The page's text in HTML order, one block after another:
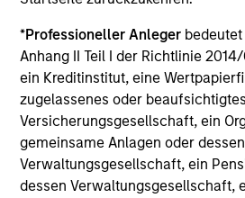
*Professioneller Anleger
Anhang II Teil I der Richtlinie 2014/
ein Kreditinstitut, eine
zugelassenes oder
Versicherungsgesellschaft, ein
gemeinsame Anlagen oder dessen
Verwaltungsgesellschaft, ein
dessen Verwaltungsgesellschaft,
den jeweils geltenden Gesetzen
zuwiderlaufen würde.
Je höher die Kategorie (1-7), desto
Ertrag, aber auch das Risiko, den
Betrag zu verlieren. Kategorie 1
um eine risikofreie Anlage handelt.
BasisInformationsBlatt („BIB“) des
die Risikoeinstufungen und -
Anlageklassen enthalten.